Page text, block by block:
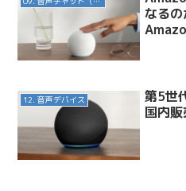
なる
12. 音声デバイス
第5世
国内